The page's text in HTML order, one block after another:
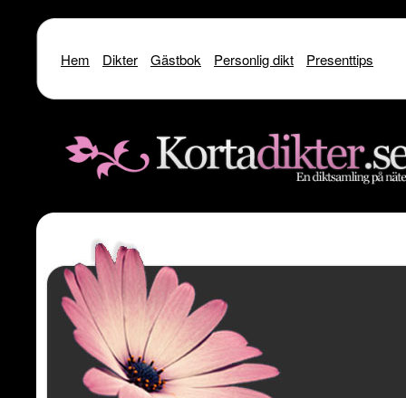
Warning: include() [function.include]: SSL operation failed with code 1. OpenSSL
Warning
Warning
: include(http://www.kortadikter.se/sms/inc.Shoutout.php) [
Warning : include() [ function.include
Hem Dikter Gästbok Personlig dikt Presenttips